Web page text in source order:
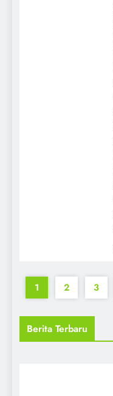
Berita Terbaru
1 2 3